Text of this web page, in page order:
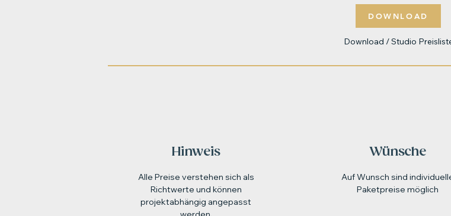
DOWNLOAD
Download / Studio
Hinweis
Alle Preise verstehen sich als
Richtwerte und können
projektabhängig angepasst
Wünsche
Auf Wunsch sind
Paketpreise möglich